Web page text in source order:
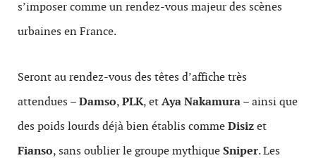
s’imposer comme un rendez-vous majeur des scènes
urbaines en France.
Seront au rendez-vous des têtes d’affiche très
attendues –Damso,PLK, etAya Nakamura– ainsi que
des poids lourds déjà bien établis commeDisizet
Fianso, sans oublier le groupe mythiqueSniper. Les